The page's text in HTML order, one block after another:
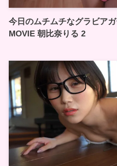
今日のムチムチなグラビア
MOVIE 朝比奈りる 2